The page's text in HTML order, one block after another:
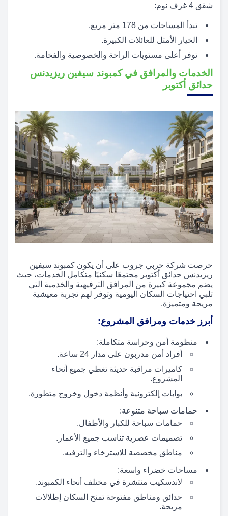
شقق 4 غرف نوم:
تبدأ المساحات من 178 متر مربع.
الخيار الأمثل للعائلات الكبيرة.
توفر أعلى مستويات الراحة والخصوصية والفخامة.
الخدمات والمرافق في كمبوند سيفين ريزيدنس
حدائق أكتوبر
حرصت شركة حربي جروب على أن يكون كمبوند سيفين
ريزيدنس حدائق أكتوبر مجتمعًا سكنيًا متكامل الخدمات، حيث
يضم مجموعة كبيرة من المرافق الترفيهية والخدمية التي
تلبي احتياجات السكان اليومية وتوفر لهم تجربة معيشية
مريحة ومتميزة.
أبرز خدمات ومرافق المشروع:
منظومة أمن وحراسة متكاملة:
أفراد أمن مدربون على مدار 24 ساعة.
كاميرات مراقبة حديثة تغطي جميع أنحاء
المشروع.
بوابات إلكترونية وأنظمة دخول وخروج متطورة.
حمامات سباحة متنوعة:
حمامات سباحة للكبار والأطفال.
تصميمات عصرية تناسب جميع الأعمار.
مناطق مخصصة للاسترخاء والترفيه.
مساحات خضراء واسعة:
لاندسكيب منتشرة في مختلف أنحاء الكمبوند.
حدائق ومناطق مفتوحة تمنح السكان إطلالات
مريحة.